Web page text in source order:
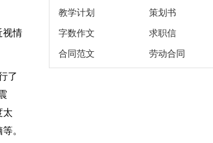
视情
了
太
。
教学计划 策划书
字数作文 求职信
合同范文 劳动合同